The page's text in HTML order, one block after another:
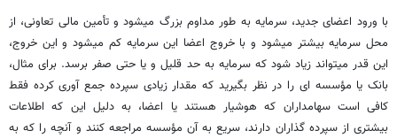
با ورود اعضای جدید، سرمایه به طور مداوم بزرگ میشود و تأمین مالی تعاونی، از
محل سرمایه بیشتر میشود و با خروج اعضا این سرمایه کم میشود و این خروج،
این قدر میتواند زیاد شود که سرمایه به حد قلیل و یا حتی صفر برسد. برای مثال،
بانک یا مؤسسه ای را در نظر بگیرید که مقدار زیادی سپرده جمع آوری کرده فقط
کافی است سهامداران که هوشیار هستند یا اعضا، به دلیل این که اطلاعات
بیشتری از سپرده گذاران دارند، سریع به آن مؤسسه مراجعه کنند و آنچه را که به